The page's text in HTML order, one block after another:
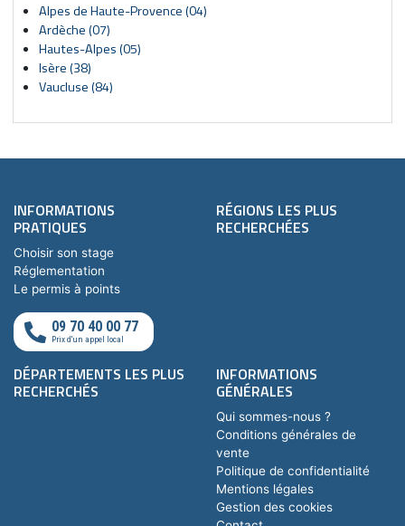
Alpes de Haute-Provence (04)
Ardèche (07)
Hautes-Alpes (05)
Isère (38)
Vaucluse (84)
INFORMATIONS
PRATIQUES
Choisir son stage
Réglementation
Le permis à points
09 70 40 00 77
Prix d'un appel local
RÉGIONS LES PLUS
RECHERCHÉES
DÉPARTEMENTS LES PLUS
RECHERCHÉS
INFORMATIONS
GÉNÉRALES
Qui sommes-nous ?
Conditions générales de
vente
Politique de confidentialité
Mentions légales
Gestion des cookies